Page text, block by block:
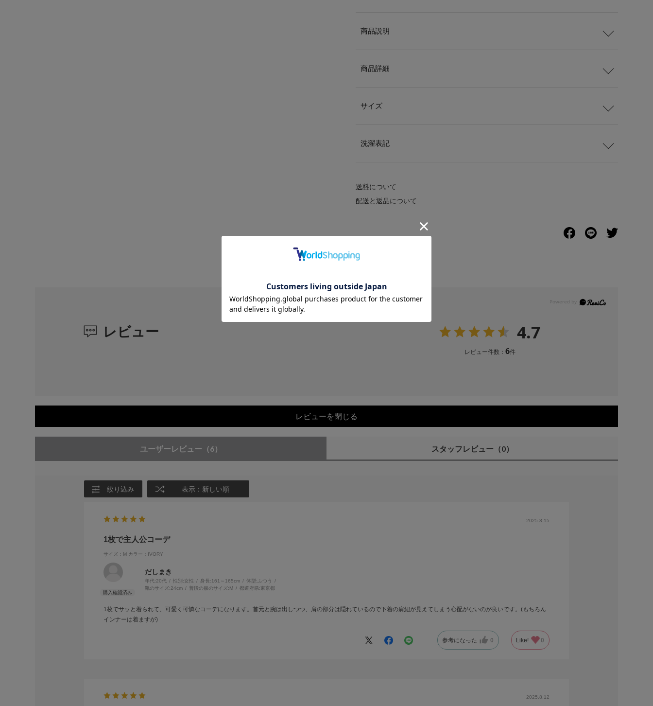
商品説明
商品詳細
サイズ
洗濯表記
送料について
配送と返品について
レビュー 4.7
レビュー件数： 6件
レビューを閉じる
ユーザーレビュー （6） スタッフレビュー （0）
絞り込み 表示：新しい順
2025.8.15
1枚で主人公コーデ
サイズ：M カラー：IVORY
だしまき
年代:20代 性別:女性 身長:161～165cm 体型: ふつう
靴のサイズ:24cm 普段の服のサイズ:M 都道府県:東京都
1枚でサッと着られて、可愛く可憐なコーデになります。首元と腕は出しつつ、肩の部分は隠れているので下着の肩紐が見えてしまう心配がないのが良いです。(もちろん
インナーは着ますが)
参考になった 0 Like! 0
2025.8.12